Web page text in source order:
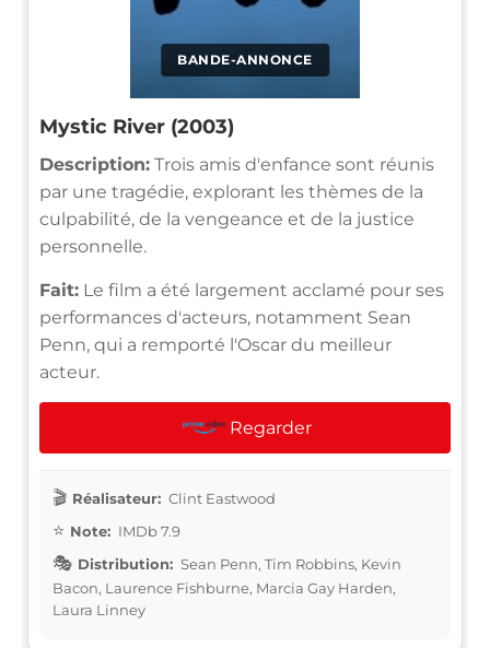
BANDE-ANNONCE
Mystic River (2003)
Description: Trois amis d'enfance sont réunis
par une tragédie, explorant les thèmes de la
culpabilité, de la vengeance et de la justice
personnelle.
Fait: Le film a été largement acclamé pour ses
performances d'acteurs, notamment Sean
Penn, qui a remporté l'Oscar du meilleur
acteur.
Regarder
Réalisateur: Clint Eastwood
Note: IMDb 7.9
Distribution: Sean Penn, Tim Robbins, Kevin
Bacon, Laurence Fishburne, Marcia Gay Harden,
Laura Linney